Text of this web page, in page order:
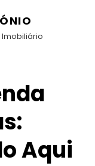
Aqui